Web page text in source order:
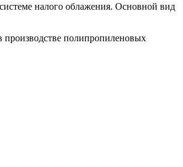
налого облажения. Основной вид
полипропиленовых